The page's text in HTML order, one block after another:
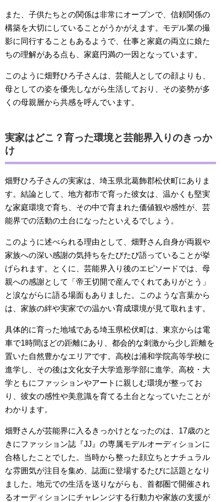
また、子供たちとの関係は非常にオープンで、信頼関係の
構築を大切にしていることがうかがえます。モデル業の撮
影に同行することもあるようで、仕事と家庭の両立に娘た
ちの理解がある点も、家庭円満の一因となっています。
このように畑野ひろ子さんは、芸能人としての顔よりも、
母としての姿を優先しながら生活しており、その姿勢が多
くの母親層から共感を呼んでいます。
実家はどこ？育った環境と芸能界入りのきっか
け
畑野ひろ子さんの実家は、埼玉県北葛飾郡松伏町にありま
す。結論として、地方都市で育った彼女は、温かくも堅実
な家庭環境で育ち、その中で育まれた価値観や感性が、芸
能界での活動の土台になったといえるでしょう。
このように述べられる理由として、畑野さん自身が両親や
家族への深い感謝の気持ちをたびたび語っていることが挙
げられます。とくに、芸能界入り後のエピソードでは、母
親への感謝として「帝王切開で産んでくれてありがとう」
と涙ながらに語る場面もありました。このような言葉から
は、家族の絆や実家での温かい育成環境が見て取れます。
具体的に育った地域である埼玉県松伏町は、東京からは電
車で1時間ほどの距離にあり、都会的な刺激から少し距離を
置いた自然豊かなエリアです。高校は浦和学院高等学校に
進学し、その後は文化女子大学造形学部に進学。高校・大
学ともにファッションやアートに親しむ環境が整ってお
り、彼女の感性や美意識を育てる土台となっていたことが
わかります。
畑野さんが芸能界に入るきっかけとなったのは、17歳のと
きにファッション誌『JJ』の専属モデルオーディションに
合格したことでした。当時から整った顔立ちとナチュラル
な雰囲気が注目を集め、誌面に登場するたびに話題となり
ました。地元での生活を送りながらも、首都圏で開催され
るオーディションにチャレンジする行動力や家族の支援が